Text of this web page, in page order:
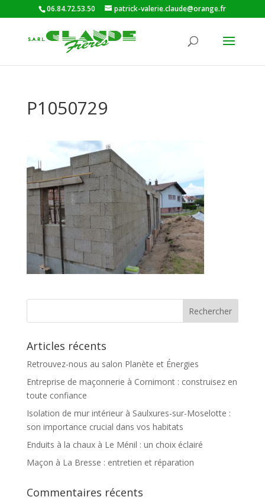
06.84.72.53.50 patrick-valerie.claude@orange.fr
P1050729
Articles récents
Retrouvez-nous au salon Planète et Énergies
Entreprise de maçonnerie à Cornimont : construisez en
toute confiance
Isolation de mur intérieur à Saulxures-sur-Moselotte :
son importance crucial dans vos habitats
Enduits à la chaux à Le Ménil : un choix éclairé
Maçon à La Bresse : entretien et réparation
Commentaires récents